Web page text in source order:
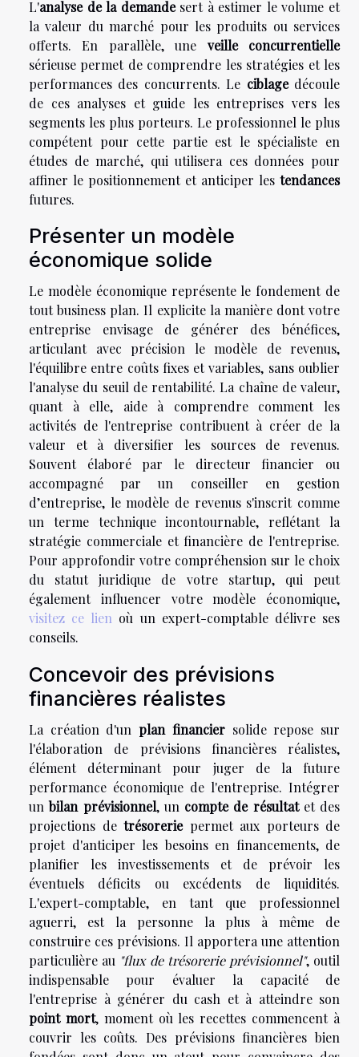
L'analyse de la demandesert à estimer le volume et
la valeur du marché pour les produits ou services
offerts. En parallèle, une veille concurrentielle
sérieuse permet de comprendre les stratégies et les
performances des concurrents. Le ciblagedécoule
de ces analyses et guide les entreprises vers les
segments les plus porteurs. Le professionnel le plus
compétent pour cette partie est le spécialiste en
études de marché, qui utilisera ces données pour
affiner le positionnement et anticiper les tendances
futures.
Présenter un modèle
économique solide
Le modèle économique représente le fondement de
tout business plan. Il explicite la manière dont votre
entreprise envisage de générer des bénéfices,
articulant avec précision le modèle de revenus,
l'équilibre entre coûts fixes et variables, sans oublier
l'analyse du seuil de rentabilité. La chaîne de valeur,
quant à elle, aide à comprendre comment les
activités de l'entreprise contribuent à créer de la
valeur et à diversifier les sources de revenus.
Souvent élaboré par le directeur financier ou
accompagné par un conseiller en gestion
d’entreprise, le modèle de revenus s'inscrit comme
un terme technique incontournable, reflétant la
stratégie commerciale et financière de l'entreprise.
Pour approfondir votre compréhension sur le choix
du statut juridique de votre startup, qui peut
également influencer votre modèle économique,
visitez ce lien où un expert-comptable délivre ses
conseils.
Concevoir des prévisions
financières réalistes
La création d'unplan financiersolide repose sur
l'élaboration de prévisions financières réalistes,
élément déterminant pour juger de la future
performance économique de l'entreprise. Intégrer
unbilan prévisionnel, un compte de résultatet des
projections de trésoreriepermet aux porteurs de
projet d'anticiper les besoins en financements, de
planifier les investissements et de prévoir les
éventuels déficits ou excédents de liquidités.
L'expert-comptable, en tant que professionnel
aguerri, est la personne la plus à même de
construire ces prévisions. Il apportera une attention
particulière au "flux de trésorerie prévisionnel", outil
indispensable pour évaluer la capacité de
l'entreprise à générer du cash et à atteindre son
point mort, moment où les recettes commencent à
couvrir les coûts. Des prévisions financières bien